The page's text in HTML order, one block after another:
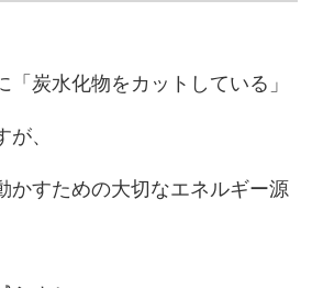
「炭水化物をカットしている」
、
かすための大切なエネルギー源